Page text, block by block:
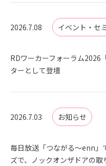
2026.7.08 イベント・セ
RDワーカーフォーラム2026
ターとして登壇
2026.7.03 お知らせ
毎日放送「つながる〜enn」
ズで、ノックオンザドアの